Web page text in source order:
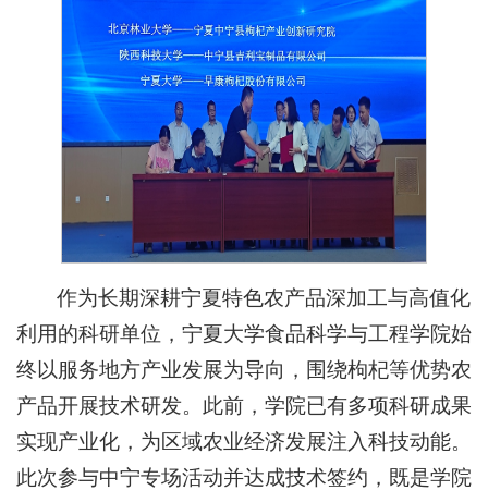
作为长期深耕宁夏特色农产品深加工与高值化
利用的科研单位，宁夏大学食品科学与工程学院始
终以服务地方产业发展为导向，围绕枸杞等优势农
产品开展技术研发。此前，学院已有多项科研成果
实现产业化，为区域农业经济发展注入科技动能。
此次参与中宁专场活动并达成技术签约，既是学院